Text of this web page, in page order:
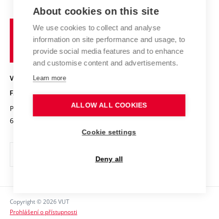
Studium a stáže v zahraničí
Pracovní nabídky
Den chemie
Chemici z VUT
Stipendia
Studijní předpisy
Výsledky VaV
Projekty
Úspěchy a ocenění
Konference a soutěže
Kvalifikační řízení
Fórum Chemistry and Life
Střední školy a FCH
Popularizace vědy
Organizační struktura
Historie fakulty
Kalendář akcí
Fotogalerie
Absolventi
Reklamní předměty
Fakultní časopis
Ochrana osobních údajů
Kontakty
Vysoké
učení
technické
v
VYSOKÉ UČENÍ TECHNICKÉ V BRNĚ
FAKULTA CHEMICKÁ
Purkyňova 464/118
612 00 Brno
www.fch.vut.cz
Copyright © 2026 VUT
Prohlášení o přístupnosti
About cookies on this site
We use cookies to collect and analyse
information on site performance and usage, to
provide social media features and to enhance
and customise content and advertisements.
Learn more
ALLOW ALL COOKIES
Cookie settings
Deny all